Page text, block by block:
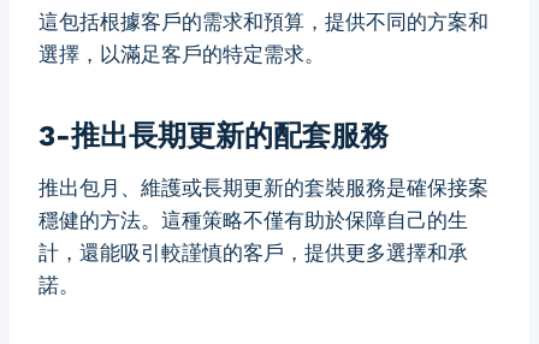
這包括根據客戶的需求和預算，提供不同的方案和
選擇，以滿足客戶的特定需求。
3-推出長期更新的配套服務
推出包月、維護或長期更新的套裝服務是確保接案
穩健的方法。這種策略不僅有助於保障自己的生
計，還能吸引較謹慎的客戶，提供更多選擇和承
諾。